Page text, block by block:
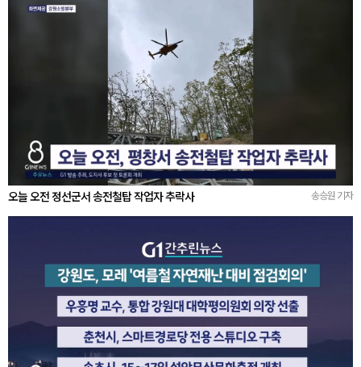
오늘 오전 정선군서 송전철탑 작업자 추락사 송승원 기자